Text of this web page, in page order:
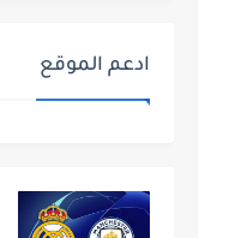
ادعم الموقع